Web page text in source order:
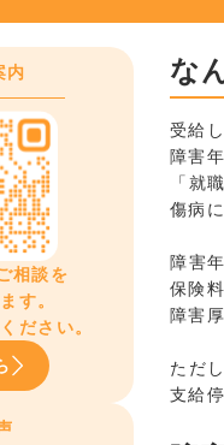
な
受給
障害
「就
傷病
障害
保険
障害
ただ
支給
内
相談を
す。
ださい。